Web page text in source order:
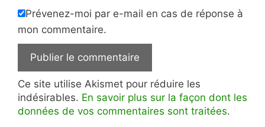
Prévenez-moi par e-mail en cas de réponse à
mon commentaire.
Ce site utilise Akismet pour réduire les
indésirables. En savoir plus sur la façon dont les
données de vos commentaires sont traitées.